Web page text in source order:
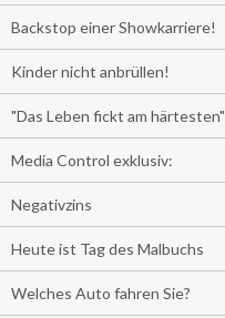
Backstop einer Showkarriere!
Kinder nicht anbrüllen!
"Das Leben fickt am härtesten"
Media Control exklusiv:
Negativzins
Heute ist Tag des Malbuchs
Welches Auto fahren Sie?